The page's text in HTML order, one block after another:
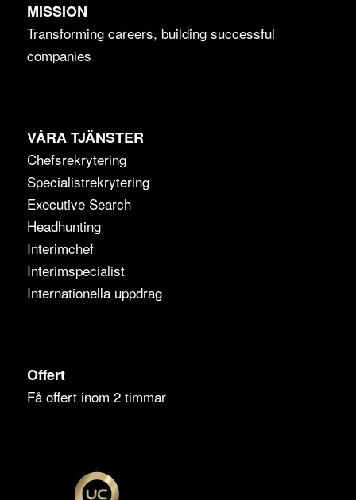
MISSION
Transforming careers, building successful
companies
VÅRA TJÄNSTER
Chefsrekrytering
Specialistrekrytering
Executive Search
Headhunting
Interimchef
Interimspecialist
Internationella uppdrag
Offert
Få offert inom 2 timmar